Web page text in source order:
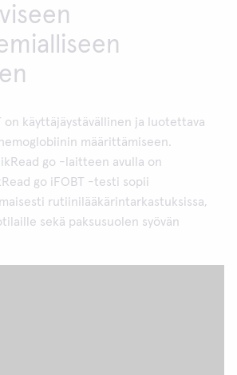
on käyttäjäystävällinen ja luotettava
määrittämiseen.
go -laitteen avulla on
go iFOBT -testi sopii
rutiinilääkärintarkastuksissa,
sekä paksusuolen syövän